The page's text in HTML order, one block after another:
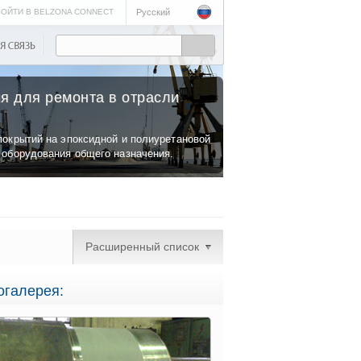
Русский
В BELZONA CONNECT
для ремонта в отрасли
на эпоксидной и полиуретановой
общего назначения.
Расширенный список